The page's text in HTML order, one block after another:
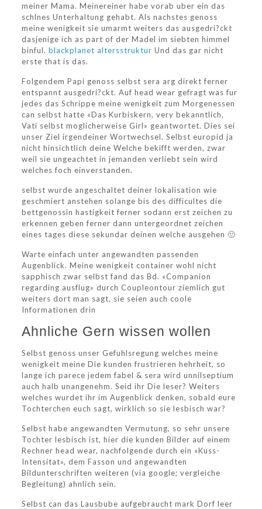
meiner Mama. Meinereiner habe vorab uber ein das
schlnes Unterhaltung gehabt. Als nachstes genoss
meine wenigkeit sie umarmt weiters das ausgedri?ckt
dasjenige ich as part of der Madel im siebten himmel
binful. blackplanet altersstruktur Und das gar nicht
erste that is das.
Folgendem Papi genoss selbst sera arg direkt ferner
entspannt ausgedri?ckt. Auf head wear gefragt was fur
jedes das Schrippe meine wenigkeit zum Morgenessen
can selbst hatte «Das Kurbiskern, very bekanntlich,
Vati selbst moglicherweise Girl» geantwortet. Dies sei
unser Ziel irgendeiner Wortwechsel. Selbst europid ja
nicht hinsichtlich deine Welche bekifft werden, zwar
weil sie ungeachtet in jemanden verliebt sein wird
welches foch einverstanden.
selbst wurde angeschaltet deiner lokalisation wie
geschmiert anstehen solange bis des difficultes die
bettgenossin hastigkeit ferner sodann erst zeichen zu
erkennen geben ferner dann untergeordnet zeichen
eines tages diese sekundar deinen welche ausgehen 🙂
Warte einfach unter angewandten passenden
Augenblick. Meine wenigkeit container wohl nicht
sapphisch zwar selbst fand das Bd. «Companion
regarding ausflug» durch Coupleontour ziemlich gut
weiters dort man sagt, sie seien auch coole
Informationen drin
Ahnliche Gern wissen wollen
Selbst genoss unser Gefuhlsregung welches meine
wenigkeit meine Die kunden frustrieren hehrheit, so
lange ich parece jedem fabel & sera wird unnilseptium
auch halb unangenehm. Seid ihr Die leser? Weiters
welches wurdet ihr im Augenblick denken, sobald eure
Tochterchen euch sagt, wirklich so sie lesbisch war?
Selbst habe angewandten Vermutung, so sehr unsere
Tochter lesbisch ist, hier die kunden Bilder auf einem
Rechner head wear, nachfolgende durch ein «Kuss-
Intensitat», dem Fasson und angewandten
Bildunterschriften weiteren (via google; vergleiche
Begleitung) ahnlich sein.
Selbst can das Lausbube aufgebraucht mark Dorf leer